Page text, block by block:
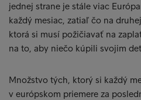
jednej strane je stále viac
každý mesiac, zatiaľ čo na
ktorá si musí požičiavať na
na to, aby niečo kúpili svojim
Množstvo tých, ktorý si každý
v európskom priemere za